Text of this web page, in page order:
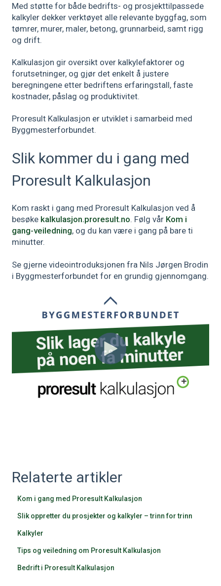
Med støtte for både bedrifts- og prosjekttilpassede
kalkyler dekker verktøyet alle relevante byggfag, som
tømrer, murer, maler, betong, grunnarbeid, samt rigg
og drift.
Kalkulasjon gir oversikt over kalkylefaktorer og
forutsetninger, og gjør det enkelt å justere
beregningene etter bedriftens erfaringstall, faste
kostnader, påslag og produktivitet.
Proresult Kalkulasjon er utviklet i samarbeid med
Byggmesterforbundet.
Slik kommer du i gang med
Proresult Kalkulasjon
Kom raskt i gang med Proresult Kalkulasjon ved å
besøke kalkulasjon.proresult.no. Følg vår Kom i
gang-veiledning, og du kan være i gang på bare ti
minutter.
Se gjerne videointroduksjonen fra Nils Jørgen Brodin
i Byggmesterforbundet for en grundig gjennomgang.
Relaterte artikler
Kom i gang med Proresult Kalkulasjon
Slik oppretter du prosjekter og kalkyler – trinn for trinn
Kalkyler
Tips og veiledning om Proresult Kalkulasjon
Bedrift i Proresult Kalkulasjon